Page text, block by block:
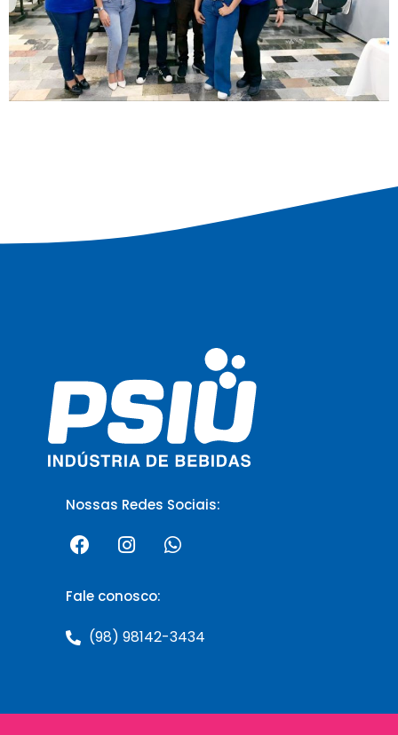
Nossas Redes Sociais:
Fale conosco:
(98) 98142-3434